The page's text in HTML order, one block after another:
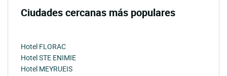
Ciudades cercanas más populares
Hotel FLORAC
Hotel STE ENIMIE
Hotel MEYRUEIS